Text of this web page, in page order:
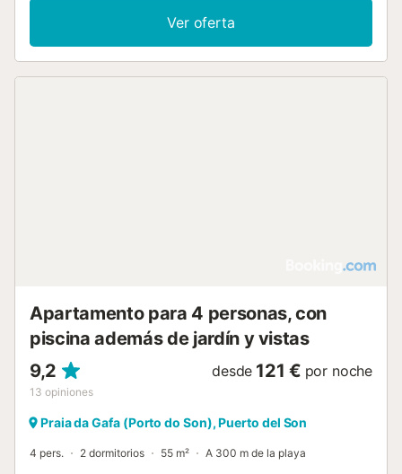
Ver oferta
Apartamento para 4 personas, con
piscina además de jardín y vistas
9,2
13 opiniones
desde 121 € por noche
Praia da Gafa (Porto do Son), Puerto del Son
4 pers. 2 dormitorios 55 m² A 300 m de la playa